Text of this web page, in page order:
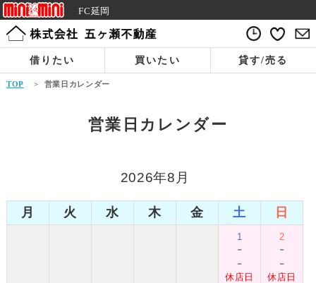
FC延岡
借りたい 買いたい 貸す/売る
TOP > 営業日カレンダー
営業日カレンダー
2026年8月
月 火 水 木 金 土 日
1
-
-
休店日
2
-
-
休店日